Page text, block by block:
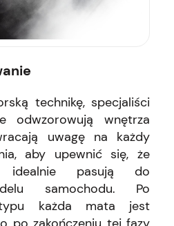
technikę, specjaliści
odwzorowują wnętrza
uwagę na każdy
aby upewnić się, że
idealnie pasują do
samochodu. Po
każda mata jest